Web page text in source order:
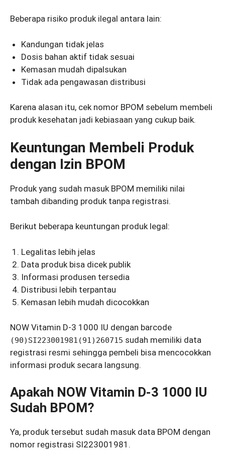
Beberapa risiko produk ilegal antara lain:
Kandungan tidak jelas
Dosis bahan aktif tidak sesuai
Kemasan mudah dipalsukan
Tidak ada pengawasan distribusi
Karena alasan itu, cek nomor BPOM sebelum membeli
produk kesehatan jadi kebiasaan yang cukup baik.
Keuntungan Membeli Produk
dengan Izin BPOM
Produk yang sudah masuk BPOM memiliki nilai
tambah dibanding produk tanpa registrasi.
Berikut beberapa keuntungan produk legal:
Legalitas lebih jelas
Data produk bisa dicek publik
Informasi produsen tersedia
Distribusi lebih terpantau
Kemasan lebih mudah dicocokkan
NOW Vitamin D-3 1000 IU dengan barcode
(90)SI223001981(91)260715 sudah memiliki data
registrasi resmi sehingga pembeli bisa mencocokkan
informasi produk secara langsung.
Apakah NOW Vitamin D-3 1000 IU
Sudah BPOM?
Ya, produk tersebut sudah masuk data BPOM dengan
nomor registrasi SI223001981.